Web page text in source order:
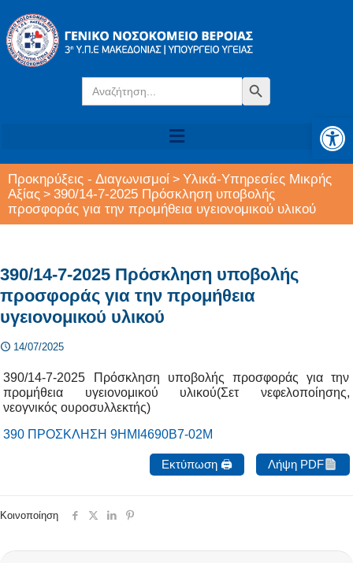
Search
for:
Search Button
Προκηρύξεις - Διαγωνισμοί > Υλικά-Υπηρεσίες Μικρής
Αξίας > 390/14-7-2025 Πρόσκληση υποβολής
προσφοράς για την προμήθεια υγειονομικού υλικού
390/14-7-2025 Πρόσκληση υποβολής
προσφοράς για την προμήθεια
υγειονομικού υλικού
14/07/2025
390/14-7-2025 Πρόσκληση υποβολής προσφοράς για την
προμήθεια υγειονομικού υλικού(Σετ νεφελοποίησης,
νεογνικός ουροσυλλεκτής)
390 ΠΡΟΣΚΛΗΣΗ 9ΗΜΙ4690Β7-02Μ
Εκτύπωση 🖨 Λήψη PDF
Κοινοποίηση